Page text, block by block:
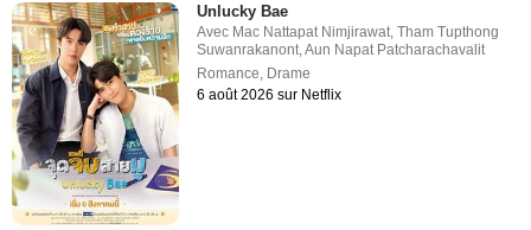
Unlucky Bae
Avec Mac Nattapat Nimjirawat ,Tham Tupthong
Suwanrakanont ,Aun Napat Patcharachavalit
Romance Drame
6 août 2026 sur Netflix